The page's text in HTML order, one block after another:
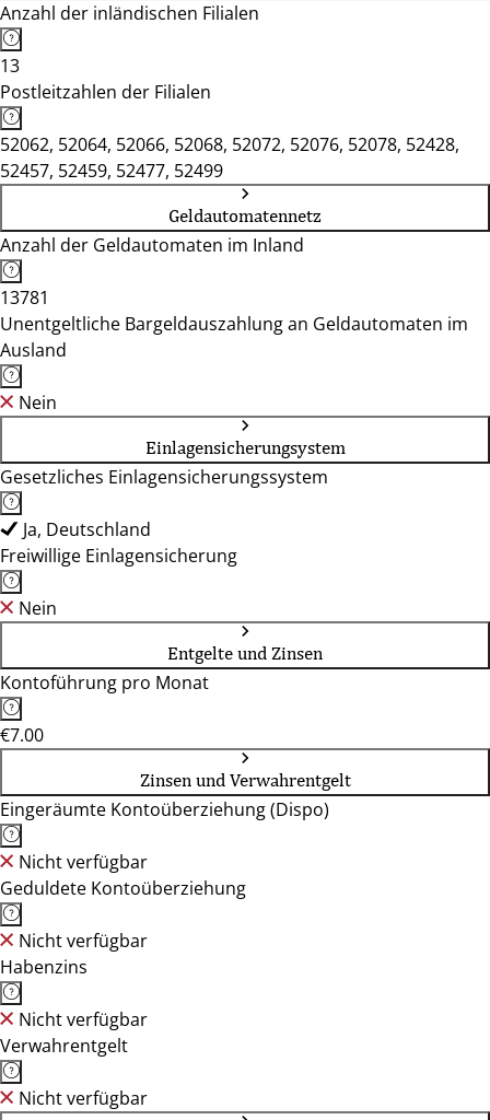
Anzahl der inländischen Filialen
13
Postleitzahlen der Filialen
52062, 52064, 52066, 52068, 52072, 52076, 52078, 52428,
52457, 52459, 52477, 52499
Geldautomatennetz
Anzahl der Geldautomaten im Inland
13781
Unentgeltliche Bargeldauszahlung an Geldautomaten im
Ausland
Nein
Einlagensicherungsystem
Gesetzliches Einlagensicherungssystem
Ja, Deutschland
Freiwillige Einlagensicherung
Nein
Entgelte und Zinsen
Kontoführung pro Monat
€7.00
Zinsen und Verwahrentgelt
Eingeräumte Kontoüberziehung (Dispo)
Nicht verfügbar
Geduldete Kontoüberziehung
Nicht verfügbar
Habenzins
Nicht verfügbar
Verwahrentgelt
Nicht verfügbar